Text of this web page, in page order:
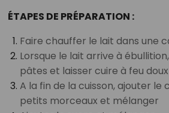
ÉTAPES DE PRÉPARATION :
Faire chauffer le lait dans une
Lorsque le lait arrive à
pâtes et laisser cuire à feu doux
A la fin de la cuisson, ajouter
petits morceaux et mélanger